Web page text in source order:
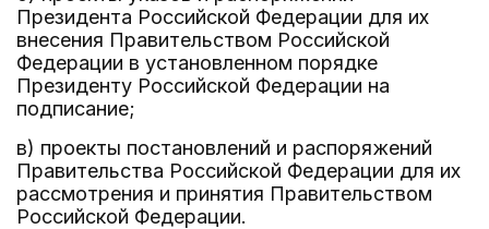
Президента Российской Федерации для их
внесения Правительством Российской
Федерации в установленном порядке
Президенту Российской Федерации на
подписание;
в) проекты постановлений и распоряжений
Правительства Российской Федерации для их
рассмотрения и принятия Правительством
Российской Федерации.